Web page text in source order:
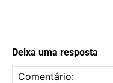
Deixa uma resposta